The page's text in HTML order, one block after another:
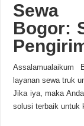
Sewa
Bogor:
Assalamualaikum
layanan sewa truk
Jika iya, maka
solusi terbaik untuk